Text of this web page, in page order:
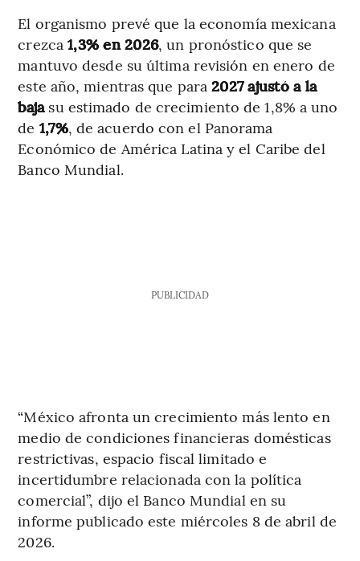
El organismo prevé que la economía mexicana
crezca 1,3% en 2026, un pronóstico que se
mantuvo desde su última revisión en enero de
este año, mientras que para2027 ajustó a la
bajasu estimado de crecimiento de 1,8% a uno
de 1,7%, de acuerdo con el Panorama
Económico de América Latina y el Caribe del
Banco Mundial.
PUBLICIDAD
“México afronta un crecimiento más lento en
medio de condiciones financieras domésticas
restrictivas, espacio fiscal limitado e
incertidumbre relacionada con la política
comercial”, dijo el Banco Mundial en su
informe publicado este miércoles 8 de abril de
2026.